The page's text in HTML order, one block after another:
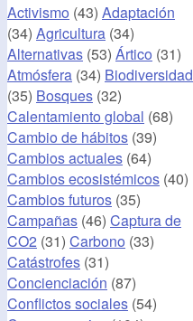
Activismo (43) Adaptación
(34) Agricultura (34)
Alternativas (53) Ártico (31)
Atmósfera (34) Biodiversidad
(35) Bosques (32)
Calentamiento global (68)
Cambio de hábitos (39)
Cambios actuales (64)
Cambios ecosistémicos (40)
Cambios futuros (35)
Campañas (46) Captura de
CO2 (31) Carbono (33)
Catástrofes (31)
Concienciación (87)
Conflictos sociales (54)